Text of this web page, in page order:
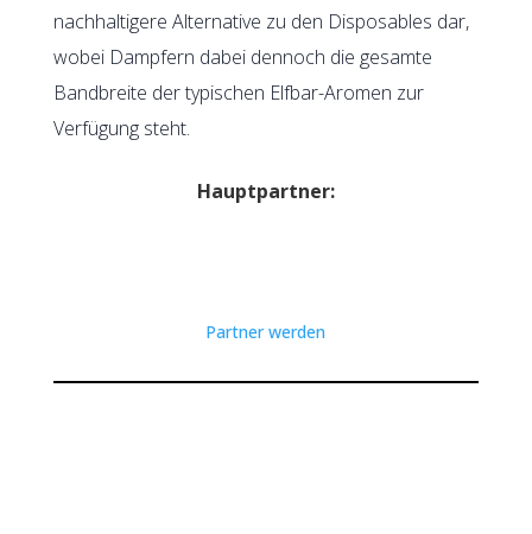
nachhaltigere Alternative zu den Disposables dar,
wobei Dampfern dabei dennoch die gesamte
Bandbreite der typischen Elfbar-Aromen zur
Verfügung steht.
Hauptpartner:
Partner werden